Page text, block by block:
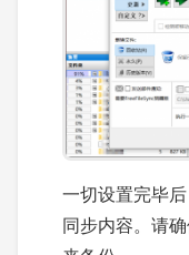
一切设置完毕
同步内容。请